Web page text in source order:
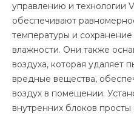
управлению и технологии
обеспечивают
температуры и
влажности. Они также
воздуха, которая удаляет
вредные вещества,
воздух в помещении.
внутренних блоков